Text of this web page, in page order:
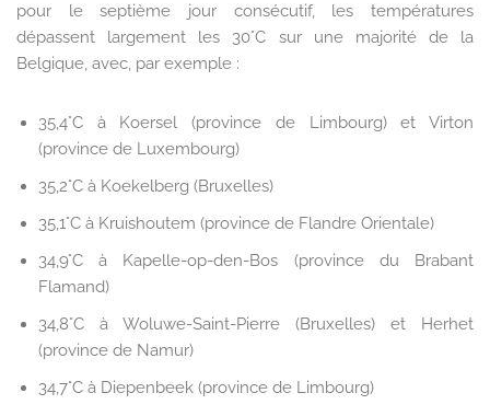
pour le septième jour consécutif, les températures
dépassent largement les 30°C sur une majorité de la
Belgique, avec, par exemple :
35,4°C à Koersel (province de Limbourg) et Virton
(province de Luxembourg)
35,2°C à Koekelberg (Bruxelles)
35,1°C à Kruishoutem (province de Flandre Orientale)
34,9°C à Kapelle-op-den-Bos (province du Brabant
Flamand)
34,8°C à Woluwe-Saint-Pierre (Bruxelles) et Herhet
(province de Namur)
34,7°C à Diepenbeek (province de Limbourg)